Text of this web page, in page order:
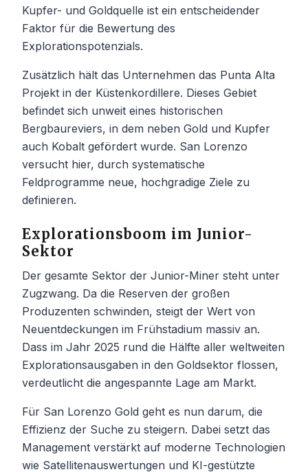
Kupfer- und Goldquelle ist ein entscheidender
Faktor für die Bewertung des
Explorationspotenzials.
Zusätzlich hält das Unternehmen das Punta Alta
Projekt in der Küstenkordillere. Dieses Gebiet
befindet sich unweit eines historischen
Bergbaureviers, in dem neben Gold und Kupfer
auch Kobalt gefördert wurde. San Lorenzo
versucht hier, durch systematische
Feldprogramme neue, hochgradige Ziele zu
definieren.
Explorationsboom im Junior-
Sektor
Der gesamte Sektor der Junior-Miner steht unter
Zugzwang. Da die Reserven der großen
Produzenten schwinden, steigt der Wert von
Neuentdeckungen im Frühstadium massiv an.
Dass im Jahr 2025 rund die Hälfte aller weltweiten
Explorationsausgaben in den Goldsektor flossen,
verdeutlicht die angespannte Lage am Markt.
Für San Lorenzo Gold geht es nun darum, die
Effizienz der Suche zu steigern. Dabei setzt das
Management verstärkt auf moderne Technologien
wie Satellitenauswertungen und KI-gestützte